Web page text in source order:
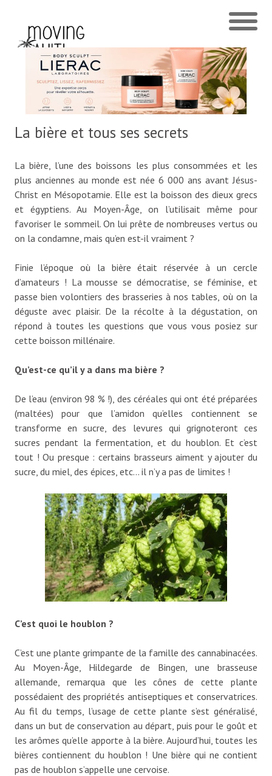
La bière et tous ses secrets
La bière, l’une des boissons les plus consommées et les
plus anciennes au monde est née 6 000 ans avant Jésus-
Christ en Mésopotamie. Elle est la boisson des dieux grecs
et égyptiens. Au Moyen-Âge, on l’utilisait même pour
favoriser le sommeil. On lui prête de nombreuses vertus ou
on la condamne, mais qu’en est-il vraiment ?
Finie l’époque où la bière était réservée à un cercle
d’amateurs ! La mousse se démocratise, se féminise, et
passe bien volontiers des brasseries à nos tables, où on la
déguste avec plaisir. De la récolte à la dégustation, on
répond à toutes les questions que vous vous posiez sur
cette boisson millénaire.
Qu’est-ce qu’il y a dans ma bière ?
De l’eau (environ 98 % !), des céréales qui ont été préparées
(maltées) pour que l’amidon qu’elles contiennent se
transforme en sucre, des levures qui grignoteront ces
sucres pendant la fermentation, et du houblon. Et c’est
tout ! Ou presque : certains brasseurs aiment y ajouter du
sucre, du miel, des épices, etc… il n’y a pas de limites !
C’est quoi le houblon ?
C’est une plante grimpante de la famille des cannabinacées.
Au Moyen-Âge, Hildegarde de Bingen, une brasseuse
allemande, remarqua que les cônes de cette plante
possédaient des propriétés antiseptiques et conservatrices.
Au fil du temps, l’usage de cette plante s’est généralisé,
dans un but de conservation au départ, puis pour le goût et
les arômes qu’elle apporte à la bière. Aujourd’hui, toutes les
bières contiennent du houblon ! Une bière qui ne contient
pas de houblon s’appelle une cervoise.